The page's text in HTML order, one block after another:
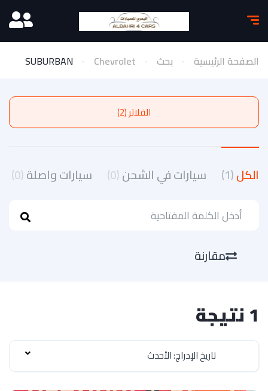
الصفحة الرئيسية بحث Chevrolet
SUBURBAN
الفلاتر (2)
الكل(1) سيارات في الشحن(0) سيارات واصلة(0)
مقارنة
1 نتيجة
تاريخ الإدراج: الأحدث